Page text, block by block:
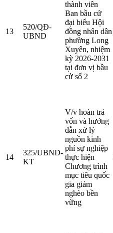
13
520/QĐ-
UBND
thành viên
Ban bầu cử
đại biểu Hội
đồng nhân dân
phường Long
Xuyên, nhiệm
kỳ 2026-2031
tại đơn vị bầu
cử số 2
14
325/UBND-
KT
V/v hoàn trả
vốn và hướng
dẫn xử lý
nguồn kinh
phí sự nghiệp
thực hiện
Chương trình
mục tiêu quốc
gia giảm
nghèo bền
vững